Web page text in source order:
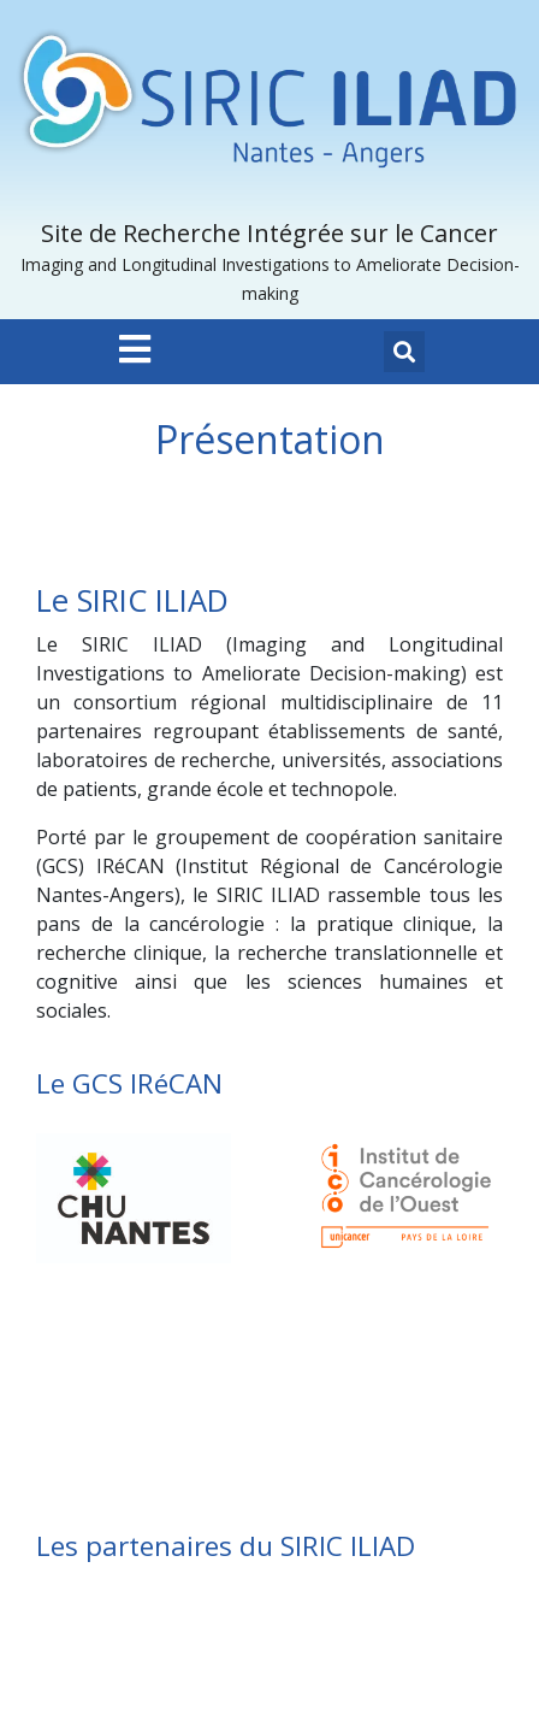
Site de Recherche Intégrée sur le Cancer
Imaging and Longitudinal Investigations to Ameliorate Decision-
making
Présentation
Le SIRIC ILIAD
Le SIRIC ILIAD (Imaging and Longitudinal
Investigations to Ameliorate Decision-making) est
un consortium régional multidisciplinaire de 11
partenaires regroupant établissements de santé,
laboratoires de recherche, universités, associations
de patients, grande école et technopole.
Porté par le groupement de coopération sanitaire
(GCS) IRéCAN (Institut Régional de Cancérologie
Nantes-Angers), le SIRIC ILIAD rassemble tous les
pans de la cancérologie : la pratique clinique, la
recherche clinique, la recherche translationnelle et
cognitive ainsi que les sciences humaines et
sociales.
Le GCS IRéCAN
Les partenaires du SIRIC ILIAD